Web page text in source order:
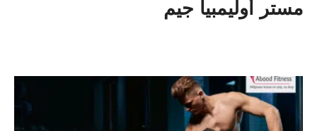
مستر أوليمبيا جيم